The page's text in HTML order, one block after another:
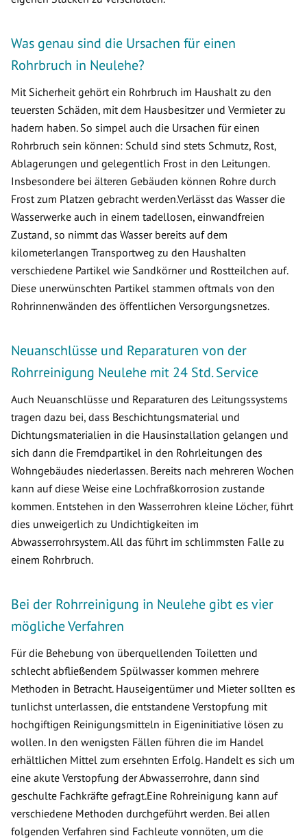
Was genau sind die Ursachen für einen
Rohrbruch in Neulehe?
Mit Sicherheit gehört ein Rohrbruch im Haushalt zu den
teuersten Schäden, mit dem Hausbesitzer und Vermieter zu
hadern haben. So simpel auch die Ursachen für einen
Rohrbruch sein können: Schuld sind stets Schmutz, Rost,
Ablagerungen und gelegentlich Frost in den Leitungen.
Insbesondere bei älteren Gebäuden können Rohre durch
Frost zum Platzen gebracht werden.Verlässt das Wasser die
Wasserwerke auch in einem tadellosen, einwandfreien
Zustand, so nimmt das Wasser bereits auf dem
kilometerlangen Transportweg zu den Haushalten
verschiedene Partikel wie Sandkörner und Rostteilchen auf.
Diese unerwünschten Partikel stammen oftmals von den
Rohrinnenwänden des öffentlichen Versorgungsnetzes.
Neuanschlüsse und Reparaturen von der
Rohrreinigung Neulehe mit 24 Std. Service
Auch Neuanschlüsse und Reparaturen des Leitungssystems
tragen dazu bei, dass Beschichtungsmaterial und
Dichtungsmaterialien in die Hausinstallation gelangen und
sich dann die Fremdpartikel in den Rohrleitungen des
Wohngebäudes niederlassen. Bereits nach mehreren Wochen
kann auf diese Weise eine Lochfraßkorrosion zustande
kommen. Entstehen in den Wasserrohren kleine Löcher, führt
dies unweigerlich zu Undichtigkeiten im
Abwasserrohrsystem. All das führt im schlimmsten Falle zu
einem Rohrbruch.
Bei der Rohrreinigung in Neulehe gibt es vier
mögliche Verfahren
Für die Behebung von überquellenden Toiletten und
schlecht abfließendem Spülwasser kommen mehrere
Methoden in Betracht. Hauseigentümer und Mieter sollten es
tunlichst unterlassen, die entstandene Verstopfung mit
hochgiftigen Reinigungsmitteln in Eigeninitiative lösen zu
wollen. In den wenigsten Fällen führen die im Handel
erhältlichen Mittel zum ersehnten Erfolg. Handelt es sich um
eine akute Verstopfung der Abwasserrohre, dann sind
geschulte Fachkräfte gefragt.Eine Rohreinigung kann auf
verschiedene Methoden durchgeführt werden. Bei allen
folgenden Verfahren sind Fachleute vonnöten, um die